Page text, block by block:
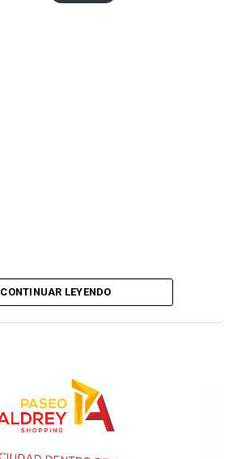
CONTINUAR LEYENDO